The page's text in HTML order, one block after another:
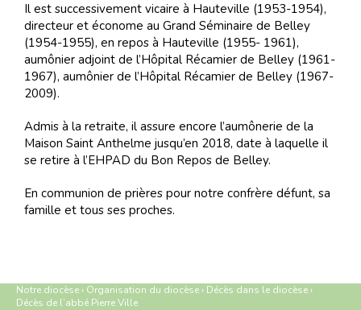
Il est successivement vicaire à Hauteville (1953-1954),
directeur et économe au Grand Séminaire de Belley
(1954-1955), en repos à Hauteville (1955- 1961),
aumônier adjoint de l’Hôpital Récamier de Belley (1961-
1967), aumônier de l’Hôpital Récamier de Belley (1967-
2009).
Admis à la retraite, il assure encore l’aumônerie de la
Maison Saint Anthelme jusqu’en 2018, date à laquelle il
se retire à l’EHPAD du Bon Repos de Belley.
En communion de prières pour notre confrère défunt, sa
famille et tous ses proches.
Notre diocèse › Organisation du diocèse › Décès dans le diocèse ›
Décès de l’abbé Pierre Ville